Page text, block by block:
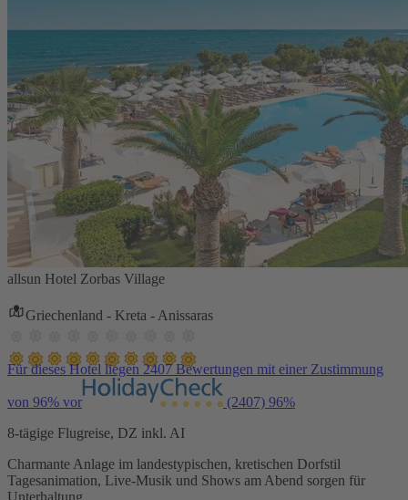
allsun Hotel Zorbas Village
Griechenland - Kreta - Anissaras
Für dieses Hotel liegen 2407 Bewertungen mit einer Zustimmung
von 96% vor (2407) 96%
8-tägige Flugreise, DZ inkl. AI
Charmante Anlage im landestypischen, kretischen Dorfstil
Tagesanimation, Live-Musik und Shows am Abend sorgen für
Unterhaltung